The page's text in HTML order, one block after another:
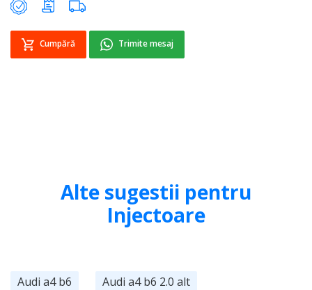
Cumpără Trimite mesaj
Alte sugestii pentru
Injectoare
Audi a4 b6 Audi a4 b6 2.0 alt